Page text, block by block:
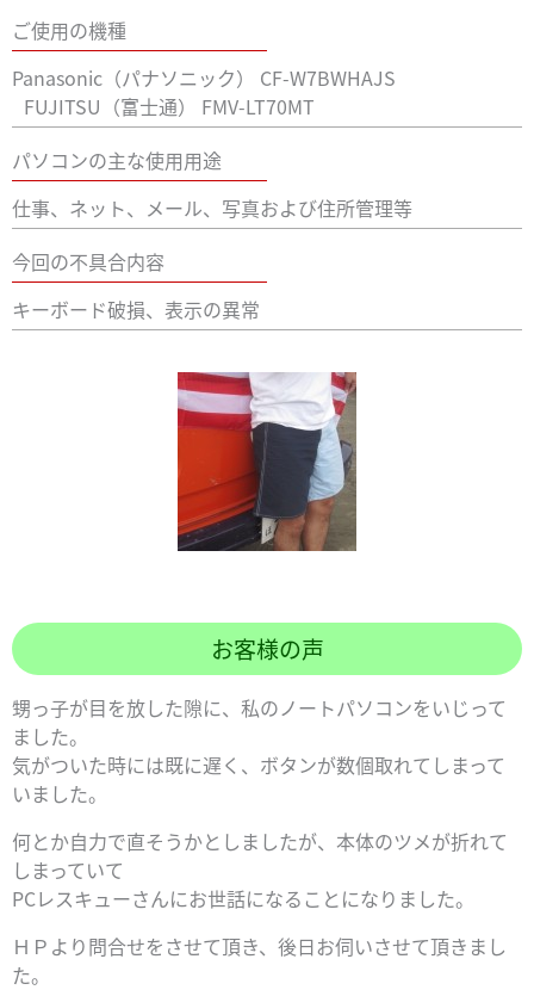
ご使用の機種
Panasonic（パナソニック） CF-W7BWHAJS
FUJITSU（富士通） FMV-LT70MT
パソコンの主な使用用途
仕事、ネット、メール、写真および住所管理等
今回の不具合内容
キーボード破損、表示の異常
お客様の声
甥っ子が目を放した隙に、私のノートパソコンをいじって
ました。
気がついた時には既に遅く、ボタンが数個取れてしまって
いました。
何とか自力で直そうかとしましたが、本体のツメが折れて
しまっていて
PCレスキューさんにお世話になることになりました。
ＨＰより問合せをさせて頂き、後日お伺いさせて頂きまし
た。